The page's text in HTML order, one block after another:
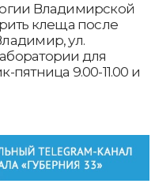
Владимирской
клеща после
ул.
для
9.00-11.00 и